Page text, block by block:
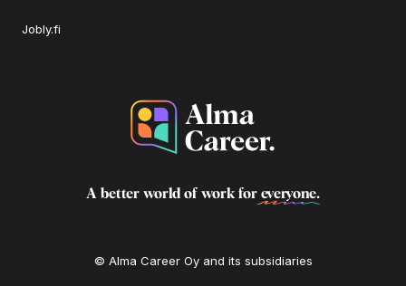
Jobly.fi
A better world of work for everyone.
© Alma Career Oy and its subsidiaries